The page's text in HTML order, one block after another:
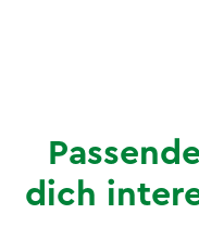
dich